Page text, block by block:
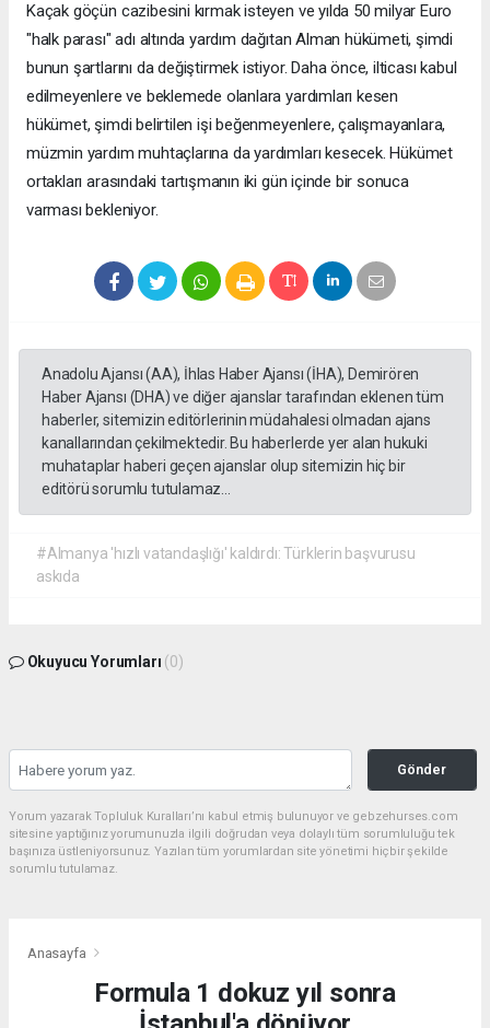
Kaçak göçün cazibesini kırmak isteyen ve yılda 50 milyar Euro
"halk parası" adı altında yardım dağıtan Alman hükümeti, şimdi
bunun şartlarını da değiştirmek istiyor. Daha önce, ilticası kabul
edilmeyenlere ve beklemede olanlara yardımları kesen
hükümet, şimdi belirtilen işi beğenmeyenlere, çalışmayanlara,
müzmin yardım muhtaçlarına da yardımları kesecek. Hükümet
ortakları arasındaki tartışmanın iki gün içinde bir sonuca
varması bekleniyor.
Anadolu Ajansı (AA), İhlas Haber Ajansı (İHA), Demirören
Haber Ajansı (DHA) ve diğer ajanslar tarafından eklenen tüm
haberler, sitemizin editörlerinin müdahalesi olmadan ajans
kanallarından çekilmektedir. Bu haberlerde yer alan hukuki
muhataplar haberi geçen ajanslar olup sitemizin hiç bir
editörü sorumlu tutulamaz...
#Almanya 'hızlı vatandaşlığı' kaldırdı: Türklerin başvurusu
askıda
Okuyucu Yorumları (0)
Gönder
Yorum yazarak Topluluk Kuralları’nı kabul etmiş bulunuyor ve gebzehurses.com
sitesine yaptığınız yorumunuzla ilgili doğrudan veya dolaylı tüm sorumluluğu tek
başınıza üstleniyorsunuz. Yazılan tüm yorumlardan site yönetimi hiçbir şekilde
sorumlu tutulamaz.
Anasayfa
Formula 1 dokuz yıl sonra